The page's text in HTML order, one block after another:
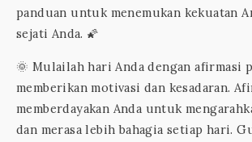
panduan untuk menemukan kekuatan
sejati Anda. 🌠
🌞 Mulailah hari Anda dengan afirmasi
memberikan motivasi dan kesadaran.
memberdayakan Anda untuk
dan merasa lebih bahagia setiap hari.